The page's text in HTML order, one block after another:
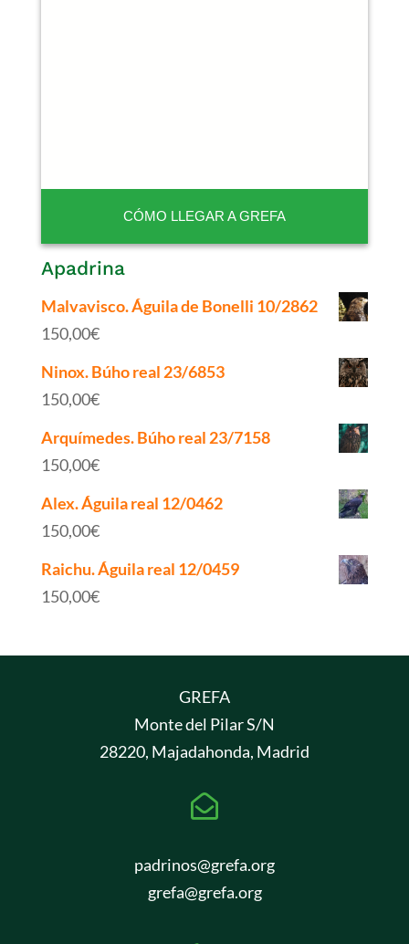
CÓMO LLEGAR A GREFA
Apadrina
Malvavisco. Águila de Bonelli 10/2862
150,00€
Ninox. Búho real 23/6853
150,00€
Arquímedes. Búho real 23/7158
150,00€
Alex. Águila real 12/0462
150,00€
Raichu. Águila real 12/0459
150,00€
GREFA
Monte del Pilar S/N
28220, Majadahonda, Madrid

padrinos@grefa.org
grefa@grefa.org